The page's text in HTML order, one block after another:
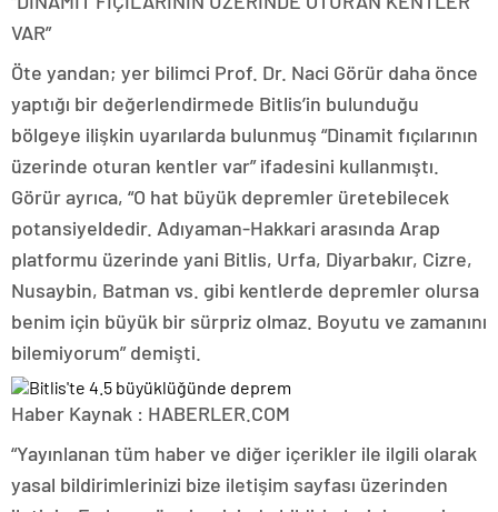
VAR”
Öte yandan; yer bilimci Prof. Dr. Naci Görür daha önce
yaptığı bir değerlendirmede Bitlis’in bulunduğu
bölgeye ilişkin uyarılarda bulunmuş “Dinamit fıçılarının
üzerinde oturan kentler var” ifadesini kullanmıştı.
Görür ayrıca, “O hat büyük depremler üretebilecek
potansiyeldedir. Adıyaman-Hakkari arasında Arap
platformu üzerinde yani Bitlis, Urfa, Diyarbakır, Cizre,
Nusaybin, Batman vs. gibi kentlerde depremler olursa
benim için büyük bir sürpriz olmaz. Boyutu ve zamanını
bilemiyorum” demişti.
Haber Kaynak : HABERLER.COM
“Yayınlanan tüm haber ve diğer içerikler ile ilgili olarak
yasal bildirimlerinizi bize iletişim sayfası üzerinden